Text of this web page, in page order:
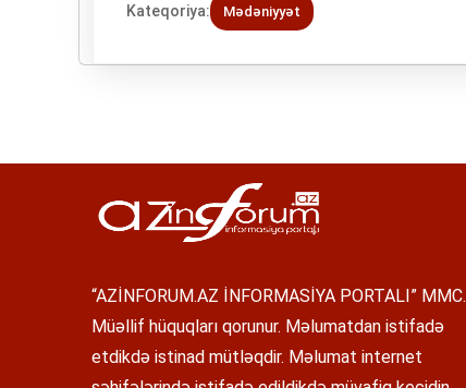
Kateqoriya: Mədəniyyət
“AZİNFORUM.AZ İNFORMASİYA PORTALI” MMC.
Müəllif hüquqları qorunur. Məlumatdan istifadə
etdikdə istinad mütləqdir. Məlumat internet